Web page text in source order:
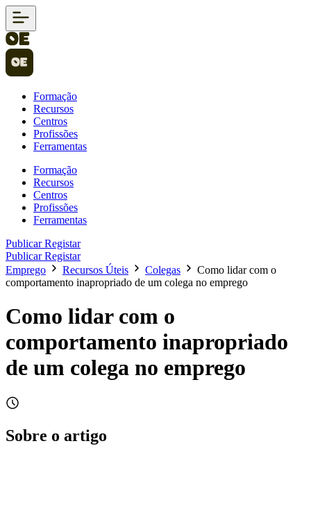
Formação
Recursos
Centros
Profissões
Ferramentas
Formação
Recursos
Centros
Profissões
Ferramentas
PublicarRegistar
PublicarRegistar
Emprego
Recursos Úteis Colegas
Como lidar com o
comportamento inapropriado de um colega no emprego
Como lidar com o
comportamento inapropriado
de um colega no emprego
Sobre o artigo